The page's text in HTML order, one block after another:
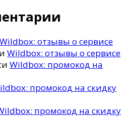
Wildbox: отзывы о сервисе
Wildbox: отзывы о сервисе
Wildbox: промокод на
промокод на скидку
промокод на скидку